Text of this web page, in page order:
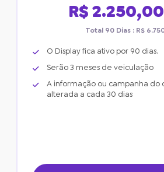
R$ 2.250,00
Total 90 Dias : R$
O Display fica ativo por 90 dias.
Serão 3 meses de veiculação
A informação ou campanha do
alterada a cada 30 dias